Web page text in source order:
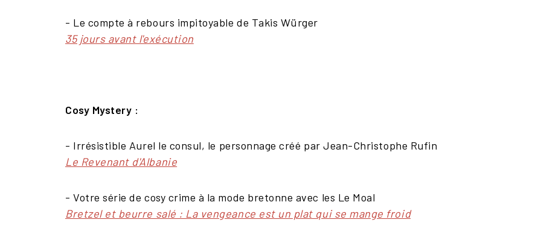
- Le compte à rebours impitoyable de Takis Würger
35 jours avant l'exécution
Cosy Mystery :
- Irrésistible Aurel le consul, le personnage créé par Jean-Christophe Rufin
Le Revenant d'Albanie
- Votre série de cosy crime à la mode bretonne avec les Le Moal
Bretzel et beurre salé : La vengeance est un plat qui se mange froid